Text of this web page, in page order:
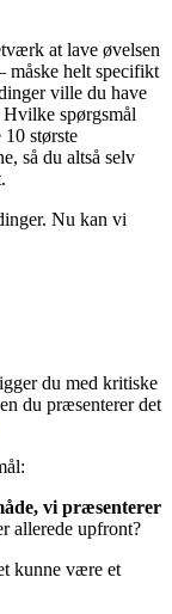
at lave øvelsen
måske helt specifikt
ville du have
spørgsmål
største
så du altså selv
Nu kan vi
du med kritiske
du præsenterer det
vi præsenterer
allerede upfront?
kunne være et